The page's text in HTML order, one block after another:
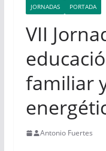
JORNADAS PORTADA
VII
familiar
Antonio Fuertes